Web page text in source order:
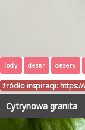
lody deser desery
źródło inspiracji:
Cytrynowa granita